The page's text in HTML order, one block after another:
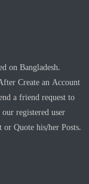
on Bangladesh.
Create an Account
a friend request to
our registered user
Quote his/her Posts.